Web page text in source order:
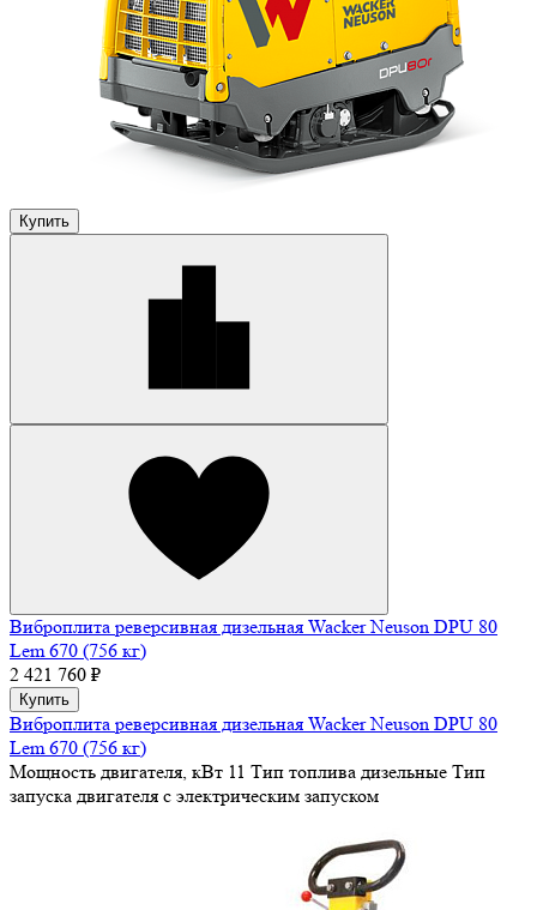
Купить
Виброплита реверсивная дизельная Wacker Neuson DPU 80
Lem 670 (756 кг)
2 421 760 ₽
Купить
Виброплита реверсивная дизельная Wacker Neuson DPU 80
Lem 670 (756 кг)
Мощность двигателя, кВт 11 Тип топлива дизельные Тип
запуска двигателя с электрическим запуском